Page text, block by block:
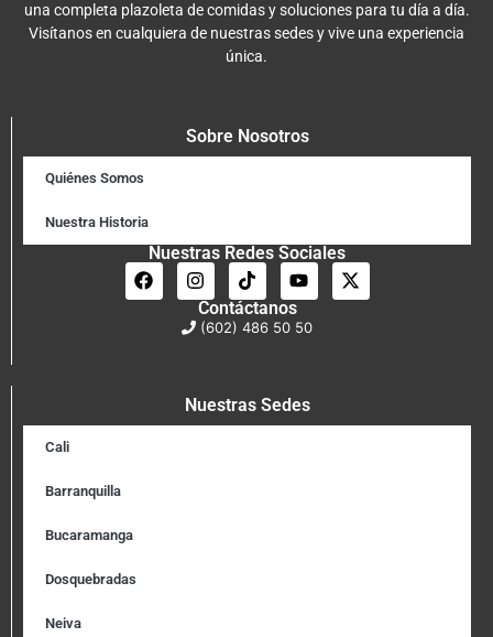
una completa plazoleta de comidas y soluciones para tu día a día.
Visítanos en cualquiera de nuestras sedes y vive una experiencia
única.
Sobre Nosotros
Quiénes Somos
Nuestra Historia
Nuestras Redes Sociales
Contáctanos
(602) 486 50 50
Nuestras Sedes
Cali
Barranquilla
Bucaramanga
Dosquebradas
Neiva